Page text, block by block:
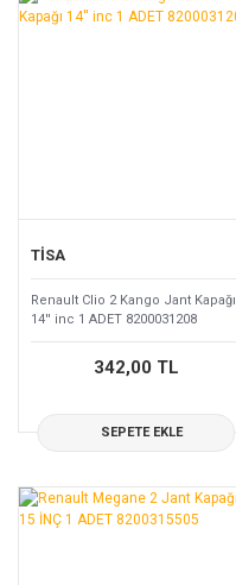
TİSA
Renault Clio 2 Kango Jant Kapağı
14'' inc 1 ADET 8200031208
342,00 TL
SEPETE EKLE